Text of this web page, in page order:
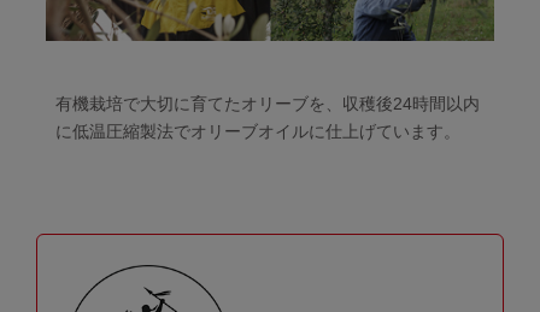
有機栽培で大切に育てたオリーブを、収穫後24時間以内
に低温圧縮製法でオリーブオイルに仕上げています。